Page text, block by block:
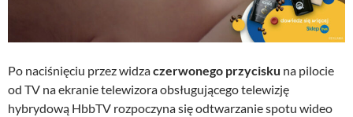
Po naciśnięciu przez widzaczerwonego przycisku na pilocie
od TV na ekranie telewizora obsługującego telewizję
hybrydową HbbTV rozpoczyna się odtwarzanie spotu wideo